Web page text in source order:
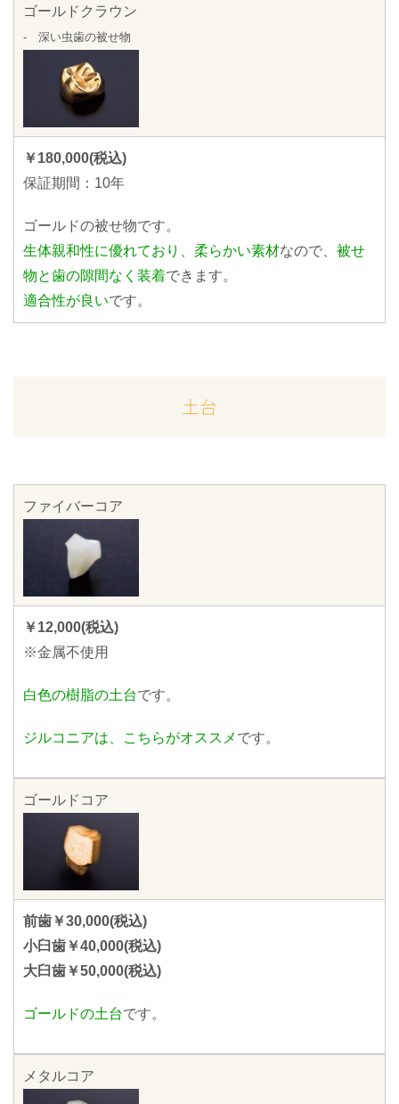
ゴールドクラウン
- 深い虫歯の被せ物
￥180,000(税込)
保証期間：10年
ゴールドの被せ物です。
生体親和性に優れており、柔らかい素材なので、 被せ
物と歯の隙間なく装着できます。
適合性が良いです。
土台
ファイバーコア
￥12,000(税込)
※金属不使用
白色の樹脂の土台です。
ジルコニアは、こちらがオススメ です。
ゴールドコア
前歯￥30,000(税込)
小臼歯￥40,000(税込)
大臼歯￥50,000(税込)
ゴールドの土台です。
メタルコア